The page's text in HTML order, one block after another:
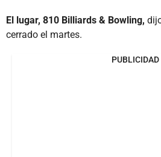
El lugar, 810 Billiards & Bowling,
cerrado el martes.
PUBLICIDAD